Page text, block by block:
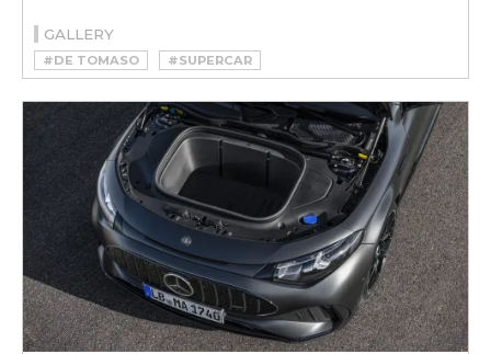
GALLERY
#DE TOMASO #SUPERCAR